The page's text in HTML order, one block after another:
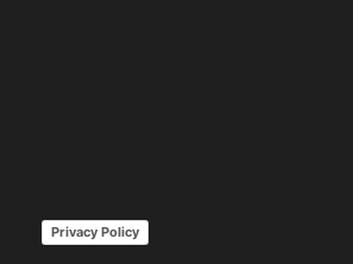
Privacy Policy